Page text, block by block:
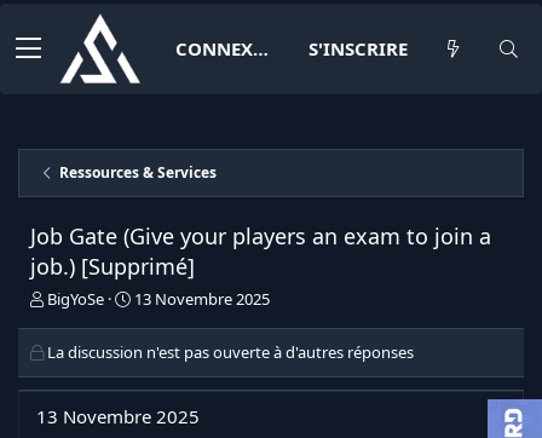
CONNEXION S'INSCRIRE
Ressources & Services
Job Gate (Give your players an exam to join a
job.) [Supprimé]
I
t
i
a
t
BigYoSe
D
e
d
d
13 Novembre 2025
La discussion n'est pas ouverte à d'autres réponses
13 Novembre 2025